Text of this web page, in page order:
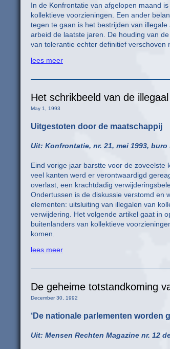
In de Konfrontatie van afgelopen maand
kollektieve voorzieningen. Een ander
tegen te gaan is het bestrijden van
arbeid de laatste jaren. De houding van
van tolerantie echter definitief verschoven
lees meer
Het schrikbeeld van de illegaal
May 1, 1993
Uitgestoten door de maatschappij
Uit: Konfrontatie, nr. 21, mei 1993,
Eind vorige jaar barstte voor de zoveelste
veel kanten werd er verontwaardigd
overlast, een krachtdadig
Ondertussen is de diskussie verstomd en
elementen: uitsluiting van illegalen van
verwijdering. Het volgende artikel gaat in
buitenlanders van kollektieve
komen.
lees meer
De geheime totstandkoming
December 30, 1992
‘De nationale parlementen worden
Uit: Mensen Rechten Magazine nr. 12